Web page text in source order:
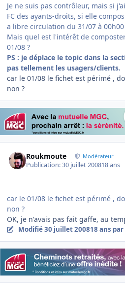
Je ne suis pas contrôleur, mais si
FC des ayants-droits, si elle
a libre circulation du 31/07 à
Mais quel est l'intérêt de
01/08 ?
PS : je déplace le topic dans la
pas tellement les usagers/clients.
car le 01/08 le fichet est périmé ,
non ?
Roukmoute Modérateur
Publication:30 juillet 200818 ans
car le 01/08 le fichet est périmé ,
non ?
OK, je n'avais pas fait gaffe, au
Modifié30 juillet 200818 ans